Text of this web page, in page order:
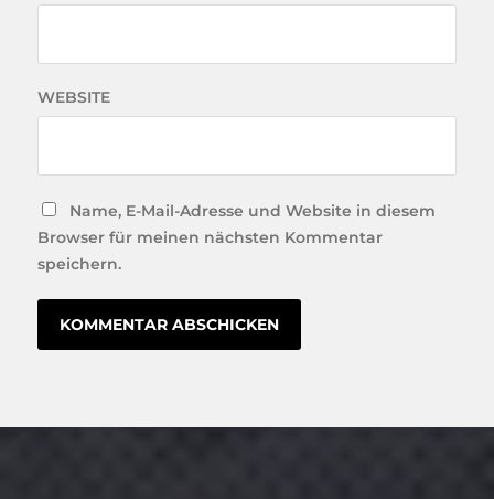
WEBSITE
Name, E-Mail-Adresse und Website in diesem
Browser für meinen nächsten Kommentar
speichern.